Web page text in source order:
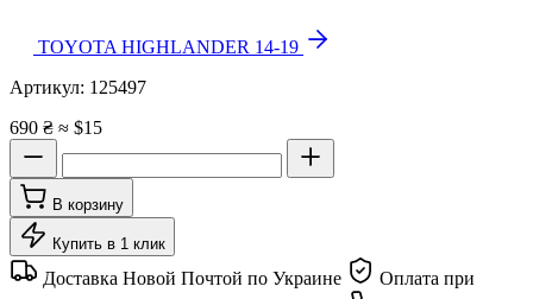
TOYOTA HIGHLANDER 14-19
Артикул: 125497
690 ₴ ≈ $15
В корзину
Купить в 1 клик
Доставка Новой Почтой по Украине
Оплата при